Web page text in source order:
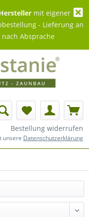
mit eigener
- Lieferung an
Absprache
Bestellung widerrufen
unsere Datenschutzerklärung